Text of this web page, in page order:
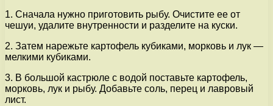
1. Сначала нужно приготовить рыбу. Очистите ее от
чешуи, удалите внутренности и разделите на куски.
2. Затем нарежьте картофель кубиками, морковь и лук —
мелкими кубиками.
3. В большой кастрюле с водой поставьте картофель,
морковь, лук и рыбу. Добавьте соль, перец и лавровый
лист.